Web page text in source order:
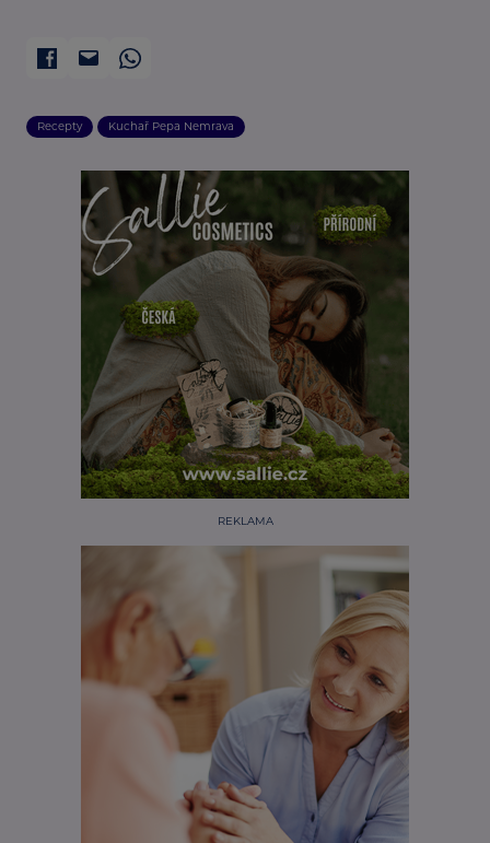
Recepty Kuchař Pepa Nemrava
REKLAMA